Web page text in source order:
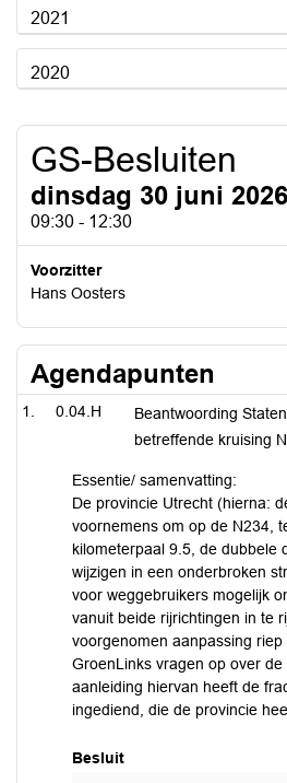
2021
2020
GS-Besluiten
dinsdag 30 juni 2026
09:30 - 12:30
Voorzitter
Hans Oosters
Agendapunten
0.04.H
Beantwoording
betreffende kruising
Essentie/ samenvatting:
De provincie Utrecht (hierna:
voornemens om op de N234,
kilometerpaal 9.5, de dubbele
wijzigen in een onderbroken
voor weggebruikers mogelijk
vanuit beide rijrichtingen in te
voorgenomen aanpassing
GroenLinks vragen op over
aanleiding hiervan heeft de
ingediend, die de provincie
Besluit